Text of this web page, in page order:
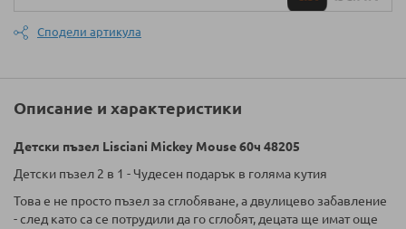
Сподели артикула
Описание и характеристики
Детски пъзел Lisciani Mickey Mouse 60ч 48205
Детски пъзел 2 в 1 - Чудесен подарък в голяма кутия
Това е не просто пъзел за сглобяване, а двулицево забавление
- след като са се потрудили да го сглобят, децата ще имат още